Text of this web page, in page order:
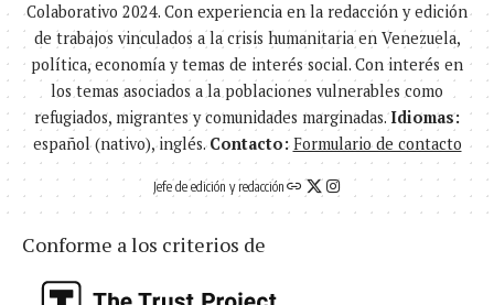
Colaborativo 2024. Con experiencia en la redacción y edición
de trabajos vinculados a la crisis humanitaria en Venezuela,
política, economía y temas de interés social. Con interés en
los temas asociados a la poblaciones vulnerables como
refugiados, migrantes y comunidades marginadas.Idiomas:
español (nativo), inglés.Contacto: Formulario de contacto
Jefe de edición y redacción
Conforme a los criterios de